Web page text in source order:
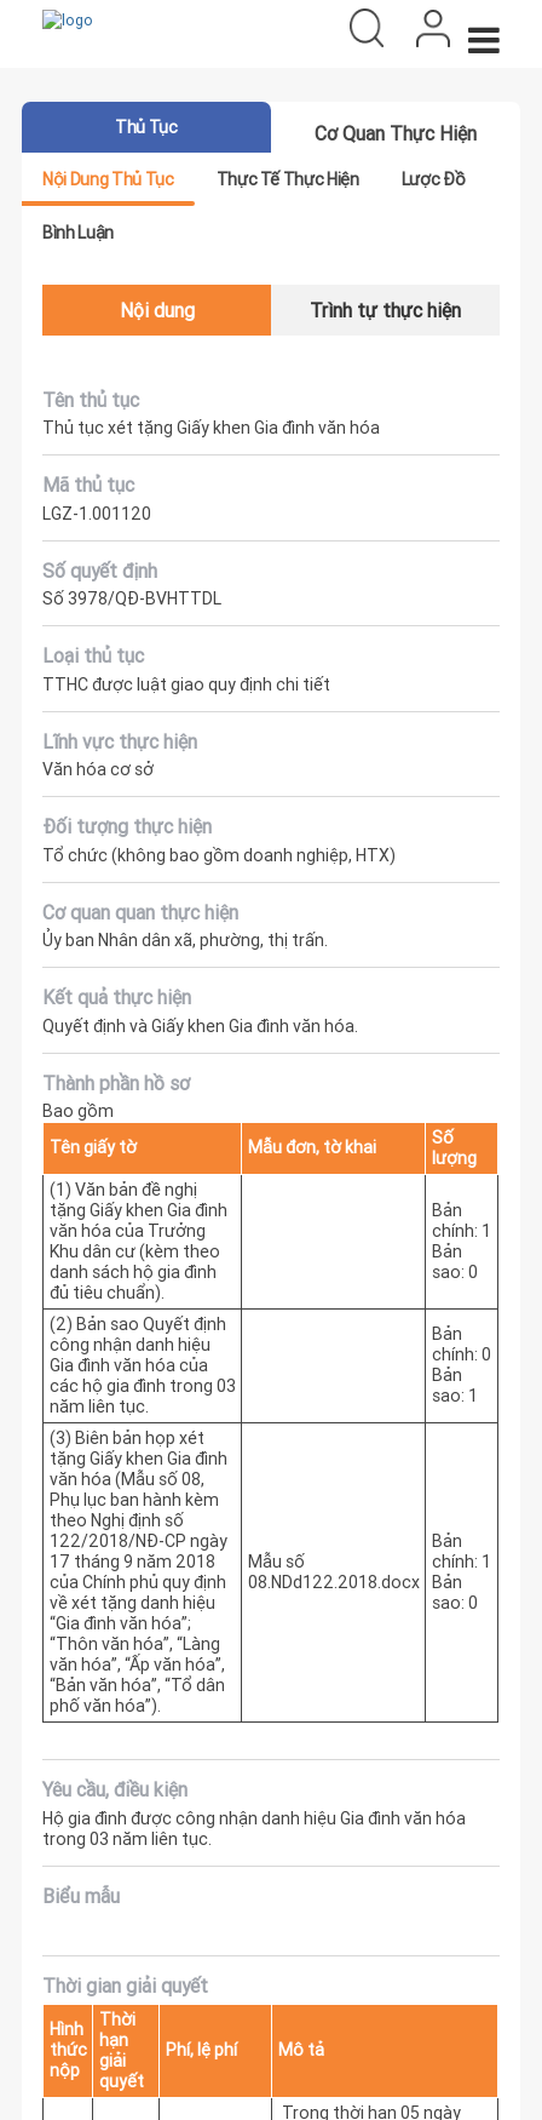
Thủ Tục Cơ Quan Thực Hiện
Nội Dung Thủ Tục Thực Tế Thực Hiện Lược Đồ
Bình Luận
Nội dung Trình tự thực hiện
Tên thủ tục
Thủ tục xét tặng Giấy khen Gia đình văn hóa
Mã thủ tục
LGZ-1.001120
Số quyết định
Số 3978/QĐ-BVHTTDL
Loại thủ tục
TTHC được luật giao quy định chi tiết
Lĩnh vực thực hiện
Văn hóa cơ sở
Đối tượng thực hiện
Tổ chức (không bao gồm doanh nghiệp, HTX)
Cơ quan quan thực hiện
Ủy ban Nhân dân xã, phường, thị trấn.
Kết quả thực hiện
Quyết định và Giấy khen Gia đình văn hóa.
Thành phần hồ sơ
Bao gồm
Tên giấy tờ
Mẫu đơn, tờ khai
Số
lượng
(1) Văn bản đề nghị
tặng Giấy khen Gia đình
văn hóa của Trưởng
Khu dân cư (kèm theo
danh sách hộ gia đình
đủ tiêu chuẩn).
Bản
chính: 1
Bản
sao: 0
(2) Bản sao Quyết định
công nhận danh hiệu
Gia đình văn hóa của
các hộ gia đình trong 03
năm liên tục.
Bản
chính: 0
Bản
sao: 1
(3) Biên bản họp xét
tặng Giấy khen Gia đình
văn hóa (Mẫu số 08,
Phụ lục ban hành kèm
theo Nghị định số
122/2018/NĐ-CP ngày
17 tháng 9 năm 2018
của Chính phủ quy định
về xét tặng danh hiệu
“Gia đình văn hóa”;
“Thôn văn hóa”, “Làng
văn hóa”, “Ấp văn hóa”,
“Bản văn hóa”, “Tổ dân
phố văn hóa”).
Mẫu số
08.NDd122.2018.docx
Bản
chính: 1
Bản
sao: 0
Yêu cầu, điều kiện
Hộ gia đình được công nhận danh hiệu Gia đình văn hóa
trong 03 năm liên tục.
Biểu mẫu
Thời gian giải quyết
Hình
thức
nộp
Thời
hạn
giải
quyết
Phí, lệ phí Mô tả